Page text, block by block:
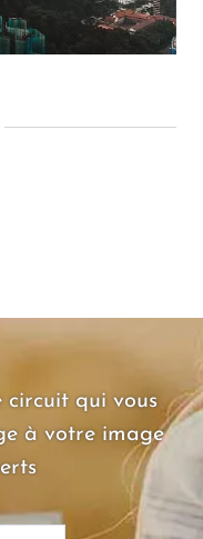
circuit qui vous
à votre image